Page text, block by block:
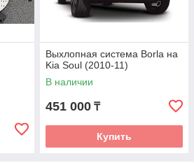
Выхлопная система Borla на
Kia Soul (2010-11)
В наличии
451 000 ₸
Купить